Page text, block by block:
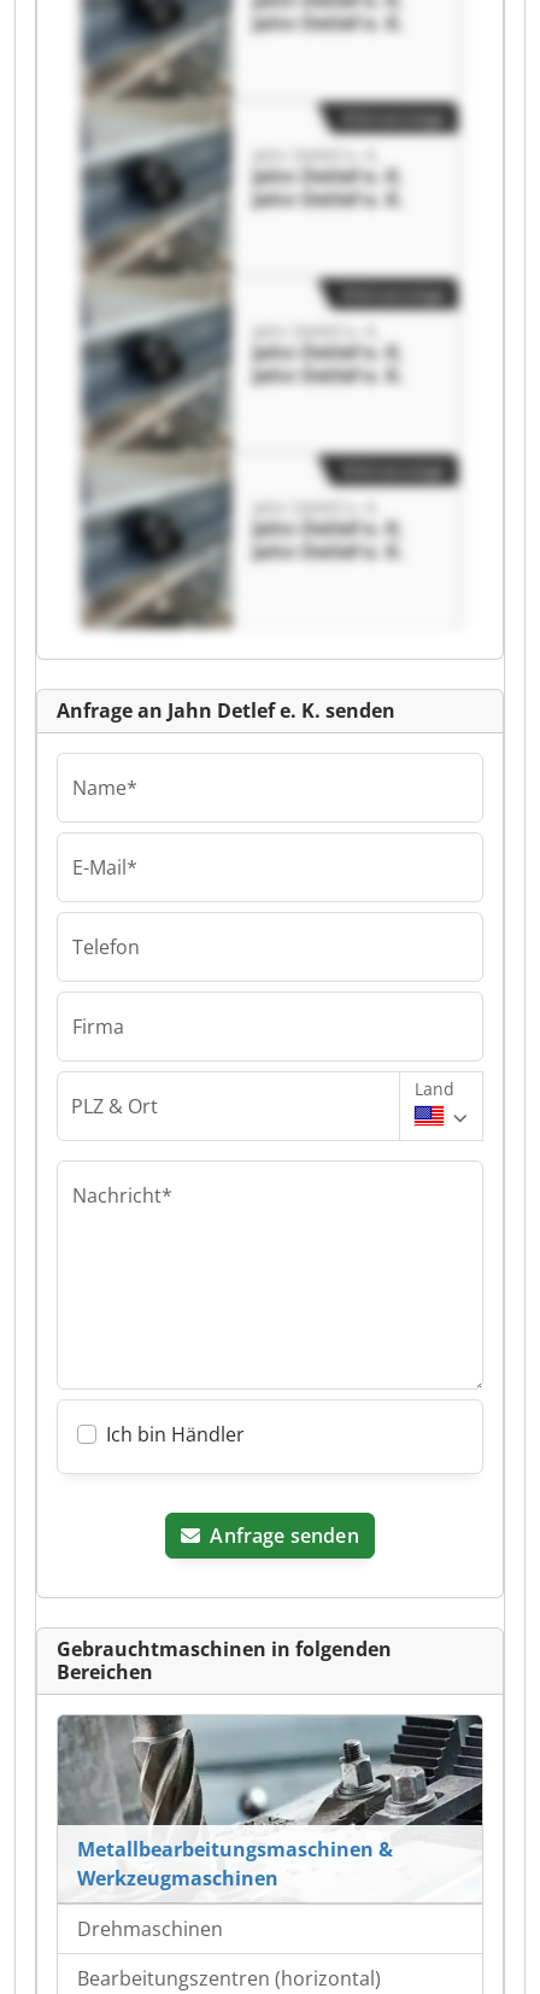
Jahn Detlef e. K.
Jahn Detlef e. K.
Jahn Detlef e. K.
Jahn Detlef e. K.
Kleinanzeige
Jahn Detlef e. K.
Jahn Detlef e. K.
Jahn Detlef e. K.
Kleinanzeige
Jahn Detlef e. K.
Jahn Detlef e. K.
Jahn Detlef e. K.
Kleinanzeige
Anfrage an Jahn Detlef e. K. senden
Name*
E-Mail*
Telefon
Firma
PLZ & Ort
Land
Nachricht*
Ich bin Händler
Anfrage senden
Gebrauchtmaschinen in folgenden
Bereichen
Metallbearbeitungsmaschinen &
Werkzeugmaschinen
Drehmaschinen
Bearbeitungszentren (horizontal)